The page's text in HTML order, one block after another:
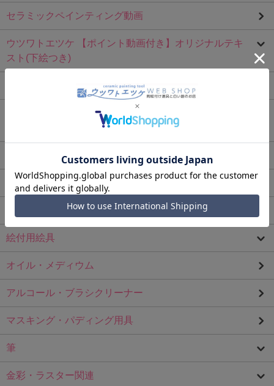
セラミックペインティング動画
ウツワトエツケ 【ポイント動画付き】オリジナルテキ
スト(下絵つき)
<ウツワトエツケ>オリジナルテキスト(下絵つき)
【ダウンロード商品】ウツワトエツケ オリジナル絵付
ガラス
Ｂ品アウトレット白磁
絵付用絵具
オイル・メディウム
アルコール・ブラシクリーナー
マスキング・パディング用具
筆
金彩・ラスター関連